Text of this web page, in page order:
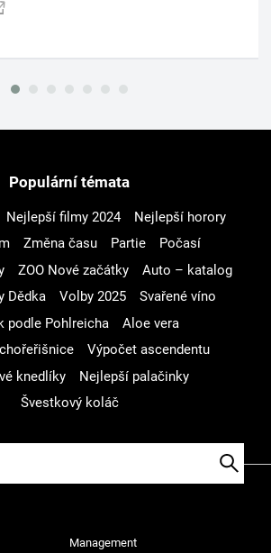
Populární témata
Nejlepší filmy 2024
Nejlepší horory
Změna času Partie
Počasí
ZOO Nové začátky
Auto – katalog
Dědka
Volby 2025
Svařené víno
podle Pohlreicha
Aloe vera
Výpočet ascendentu
knedlíky
Nejlepší palačinky
Švestkový koláč
Management